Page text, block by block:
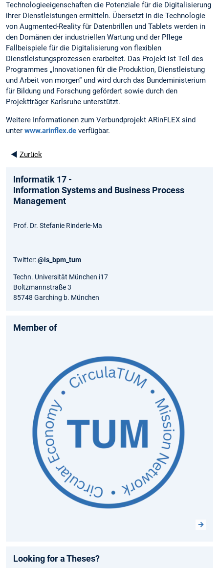
Technologieeigenschaften die Potenziale für die Digitalisierung
ihrer Dienstleistungen ermitteln. Übersetzt in die Technologie
von Augmented-Reality für Datenbrillen und Tablets werden in
den Domänen der industriellen Wartung und der Pflege
Fallbeispiele für die Digitalisierung von flexiblen
Dienstleistungsprozessen erarbeitet. Das Projekt ist Teil des
Programmes „Innovationen für die Produktion, Dienstleistung
und Arbeit von morgen“ und wird durch das Bundeministerium
für Bildung und Forschung gefördert sowie durch den
Projektträger Karlsruhe unterstützt.
Weitere Informationen zum Verbundprojekt ARinFLEX sind
unter www.arinflex.de verfügbar.
◄ Zurück
Informatik 17 -
Information Systems and Business Process
Management
Prof. Dr. Stefanie Rinderle-Ma
Twitter:@is_bpm_tum
Techn. Universität München i17
Boltzmannstraße 3
85748 Garching b. München
Member of
Looking for a Theses?